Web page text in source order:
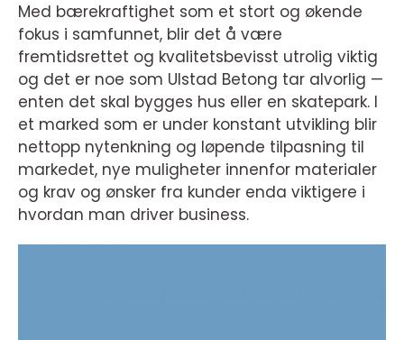
Med bærekraftighet som et stort og økende
fokus i samfunnet, blir det å være
fremtidsrettet og kvalitetsbevisst utrolig viktig
og det er noe som Ulstad Betong tar alvorlig —
enten det skal bygges hus eller en skatepark. I
et marked som er under konstant utvikling blir
nettopp nytenkning og løpende tilpasning til
markedet, nye muligheter innenfor materialer
og krav og ønsker fra kunder enda viktigere i
hvordan man driver business.